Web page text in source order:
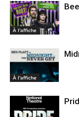
À l'affiche
À l'affiche